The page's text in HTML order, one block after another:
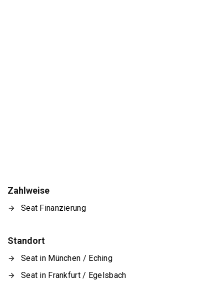
Zahlweise
Seat Finanzierung
Standort
Seat in München / Eching
Seat in Frankfurt / Egelsbach